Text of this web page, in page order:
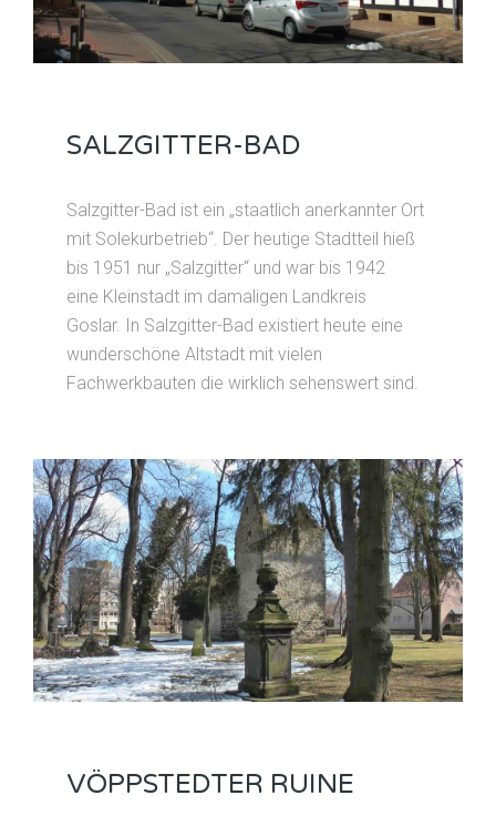
SALZGITTER-BAD
Salzgitter-Bad ist ein „staatlich anerkannter Ort
mit Solekurbetrieb“. Der heutige Stadtteil hieß
bis 1951 nur „Salzgitter“ und war bis 1942
eine Kleinstadt im damaligen Landkreis
Goslar. In Salzgitter-Bad existiert heute eine
wunderschöne Altstadt mit vielen
Fachwerkbauten die wirklich sehenswert sind.
VÖPPSTEDTER RUINE